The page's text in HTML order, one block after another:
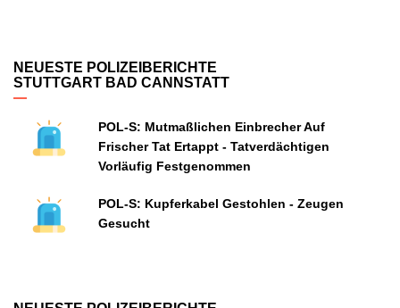
NEUESTE POLIZEIBERICHTE
STUTTGART BAD CANNSTATT
POL-S: Mutmaßlichen Einbrecher Auf
Frischer Tat Ertappt - Tatverdächtigen
Vorläufig Festgenommen
POL-S: Kupferkabel Gestohlen - Zeugen
Gesucht